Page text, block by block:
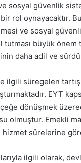
sosyal güvenlik
rol oynayacaktır.
ve sosyal
büyük önem
daha adil ve
ilgili süregelen
EYT
dönüşmek
olmuştur. Emekli
hizmet sürelerine
ilgili olarak,